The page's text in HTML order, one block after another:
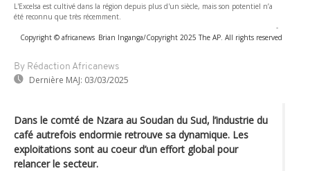
L'Excelsa est cultivé dans la région depuis plus d'un siècle, mais son potentiel n’a
été reconnu que très récemment.
-
Copyright © africanews Brian Inganga/Copyright 2025 The AP. All rights reserved
By Rédaction Africanews
Dernière MAJ: 03/03/2025
Dans le comté de Nzara au Soudan du Sud, l’industrie du
café autrefois endormie retrouve sa dynamique. Les
exploitations sont au coeur d’un effort global pour
relancer le secteur.